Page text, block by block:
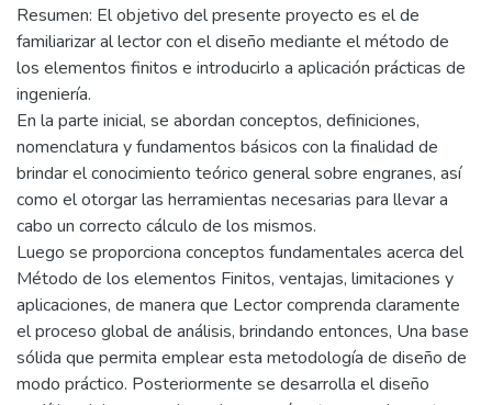
Resumen: El objetivo del presente proyecto es el de
familiarizar al lector con el diseño mediante el método de
los elementos finitos e introducirlo a aplicación prácticas de
ingeniería.
En la parte inicial, se abordan conceptos, definiciones,
nomenclatura y fundamentos básicos con la finalidad de
brindar el conocimiento teórico general sobre engranes, así
como el otorgar las herramientas necesarias para llevar a
cabo un correcto cálculo de los mismos.
Luego se proporciona conceptos fundamentales acerca del
Método de los elementos Finitos, ventajas, limitaciones y
aplicaciones, de manera que Lector comprenda claramente
el proceso global de análisis, brindando entonces, Una base
sólida que permita emplear esta metodología de diseño de
modo práctico. Posteriormente se desarrolla el diseño